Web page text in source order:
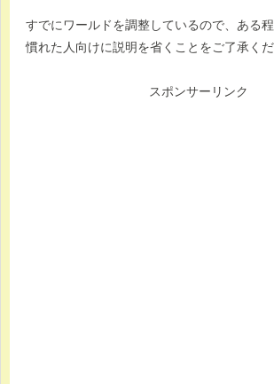
すでにワールドを調整しているので、ある
慣れた人向けに説明を省くことをご了承くだ
スポンサーリンク